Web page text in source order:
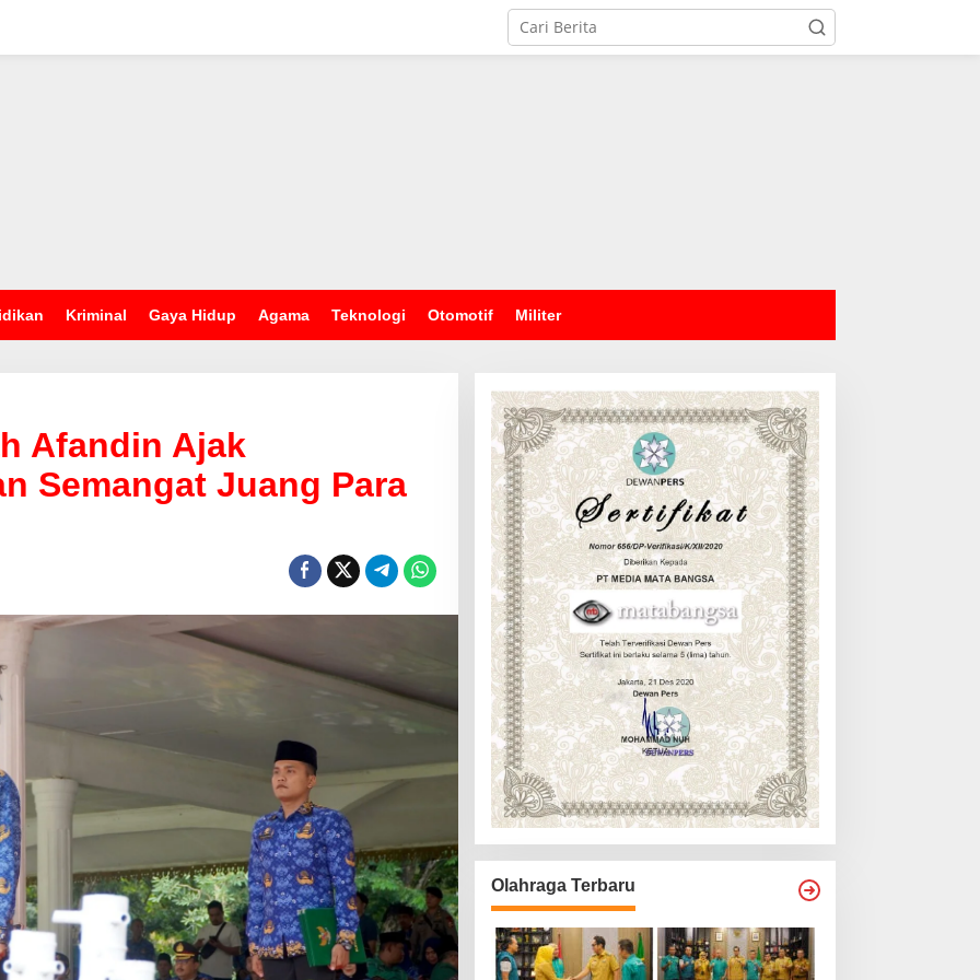
Kriminal Gaya Hidup Agama Teknologi Otomotif Militer
Afandin Ajak
Semangat Juang Para
Olahraga Terbaru